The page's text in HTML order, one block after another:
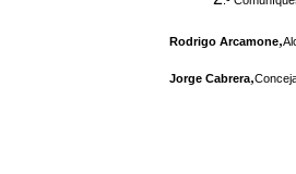
Rodrigo Arcamone,
Jorge Cabrera,